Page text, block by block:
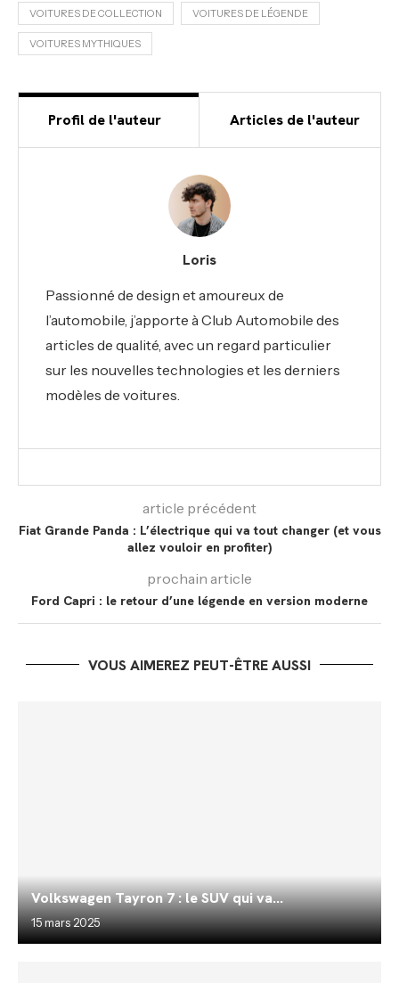
VOITURES DE COLLECTION VOITURES DE LÉGENDE
VOITURES MYTHIQUES
Profil de l'auteur Articles de l'auteur
Loris
Passionné de design et amoureux de
l’automobile, j’apporte à Club Automobile des
articles de qualité, avec un regard particulier
sur les nouvelles technologies et les derniers
modèles de voitures.
article précédent
Fiat Grande Panda : L’électrique qui va tout changer (et vous
allez vouloir en profiter)
prochain article
Ford Capri : le retour d’une légende en version moderne
VOUS AIMEREZ PEUT-ÊTRE AUSSI
Volkswagen Tayron 7 : le SUV qui va...
15 mars 2025